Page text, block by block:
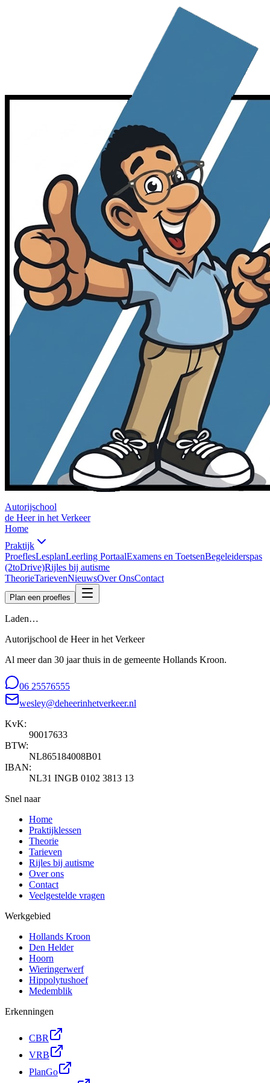
Autorijschool
de Heer in het Verkeer
Home
Praktijk
ProeflesLesplanLeerling PortaalExamens en ToetsenBegeleiderspas
(2toDrive)Rijles bij autisme
TheorieTarievenNieuwsOver OnsContact
Plan een proefles
Laden…
Autorijschool de Heer in het Verkeer
Al meer dan 30 jaar thuis in de gemeente Hollands Kroon.
06 25576555
wesley@deheerinhetverkeer.nl
KvK:
90017633
BTW:
NL865184008B01
IBAN:
NL31 INGB 0102 3813 13
Snel naar
Home
Praktijklessen
Theorie
Tarieven
Rijles bij autisme
Over ons
Contact
Veelgestelde vragen
Werkgebied
Hollands Kroon
Den Helder
Hoorn
Wieringerwerf
Hippolytushoef
Medemblik
Erkenningen
CBR
VRB
PlanGo